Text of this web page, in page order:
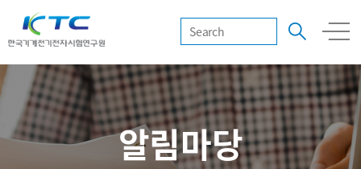
알림마당